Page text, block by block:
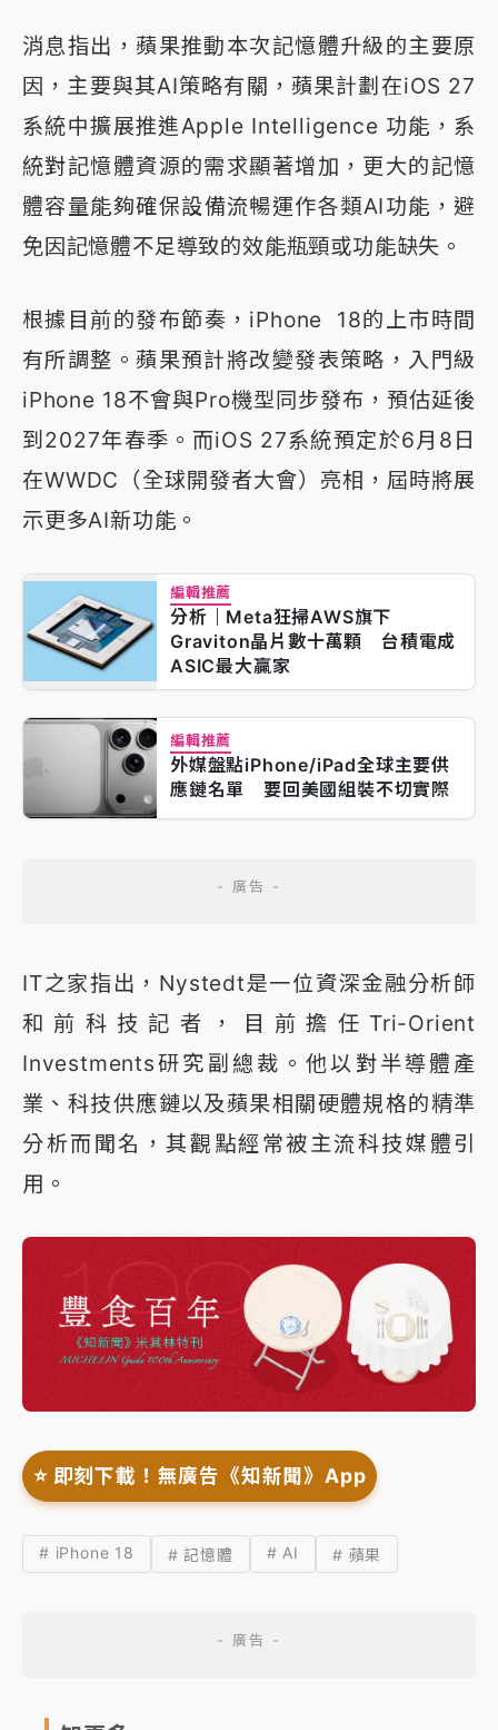
消息指出，蘋果推動本次記憶體升級的主要原
因，主要與其AI策略有關，蘋果計劃在iOS 27
系統中擴展推進Apple Intelligence 功能，系
統對記憶體資源的需求顯著增加，更大的記憶
體容量能夠確保設備流暢運作各類AI功能，避
免因記憶體不足導致的效能瓶頸或功能缺失。
根據目前的發布節奏，iPhone 18的上市時間
有所調整。蘋果預計將改變發表策略，入門級
iPhone 18不會與Pro機型同步發布，預估延後
到2027年春季。而iOS 27系統預定於6月8日
在WWDC（全球開發者大會）亮相，屆時將展
示更多AI新功能。
編輯推薦
分析｜Meta狂掃AWS旗下
Graviton晶片數十萬顆 台積電成
ASIC最大贏家
編輯推薦
外媒盤點iPhone/iPad全球主要供
應鏈名單 要回美國組裝不切實際
IT之家指出，Nystedt是一位資深金融分析師
和前科技記者，目前擔任Tri-Orient
Investments研究副總裁。他以對半導體產
業、科技供應鏈以及蘋果相關硬體規格的精準
分析而聞名，其觀點經常被主流科技媒體引
用。
⭐️ 即刻下載！無廣告《知新聞》App
# iPhone 18 # 記憶體 # AI # 蘋果